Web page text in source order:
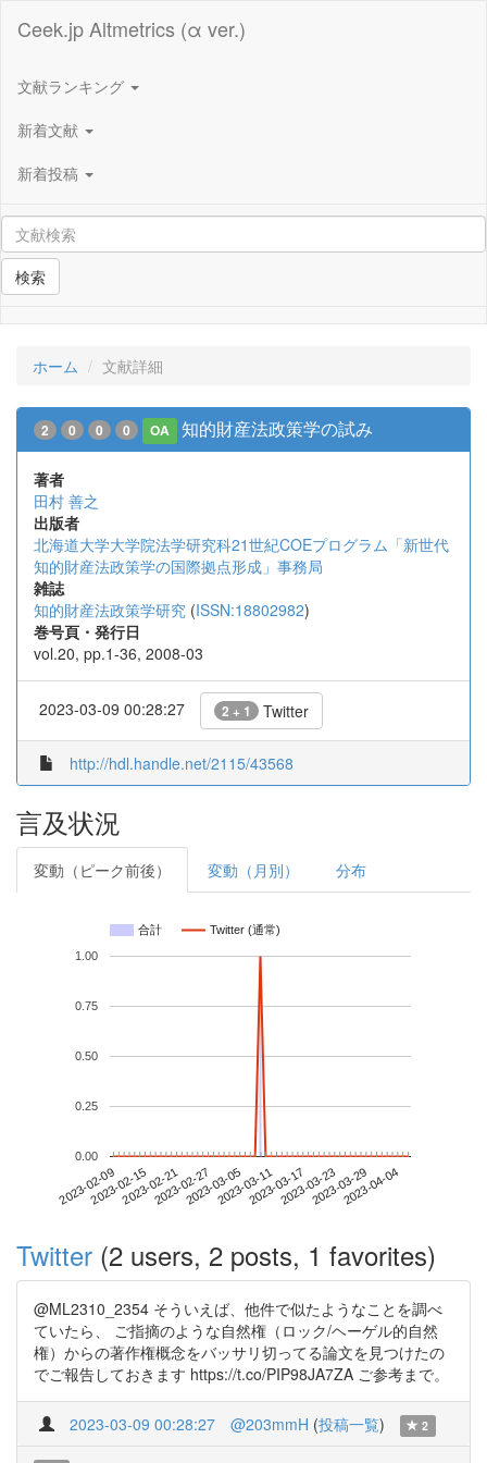
Ceek.jp Altmetrics (α ver.)
文献ランキング
新着文献
新着投稿
検索
ホーム 文献詳細
2 0 0 0 OA 知的財産法政策学の試み
著者
田村 善之
出版者
北海道大学大学院法学研究科21世紀COEプログラム「新世代
知的財産法政策学の国際拠点形成」事務局
雑誌
知的財産法政策学研究 (ISSN:18802982)
巻号頁・発行日
vol.20, pp.1-36, 2008-03
2023-03-09 00:28:27 2 + 1 Twitter
http://hdl.handle.net/2115/43568
言及状況
変動（ピーク前後） 変動（月別） 分布
合計 Twitter (通常)
2023-02-092023-02-152023-02-212023-02-272023-03-052023-03-112023-03-172023-03-232023-03-292023-04-04
0.00
0.25
0.50
0.75
1.00
Twitter (2 users, 2 posts, 1 favorites)
@ML2310_2354 そういえば、他件で似たようなことを調べ
ていたら、 ご指摘のような自然権（ロック/ヘーゲル的自然
権）からの著作権概念をバッサリ切ってる論文を見つけたの
でご報告しておきます https://t.co/PIP98JA7ZA ご参考まで。
2023-03-09 00:28:27 @203mmH (投稿一覧) 2